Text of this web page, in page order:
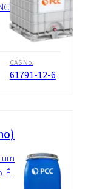
CAS No.
61791-12-6
É